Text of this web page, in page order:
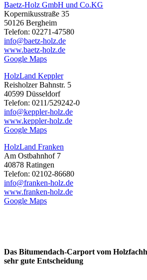
Baetz-Holz GmbH und Co.KG
Kopernikusstraße 35
50126 Bergheim
Telefon: 02271-47580
info@baetz-holz.de
www.baetz-holz.de
Google Maps
HolzLand Keppler
Reisholzer Bahnstr. 5
40599 Düsseldorf
Telefon: 0211/529242-0
info@keppler-holz.de
www.keppler-holz.de
Google Maps
HolzLand Franken
Am Ostbahnhof 7
40878 Ratingen
Telefon: 02102-86680
info@franken-holz.de
www.franken-holz.de
Google Maps
Das Bitumendach-Carport vom
sehr gute Entscheidung